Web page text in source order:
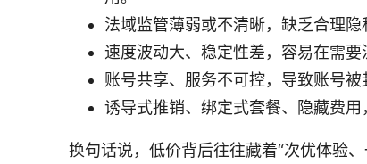
法域监管薄弱或不清晰，缺乏合理隐
速度波动大、稳定性差，容易在需要
账号共享、服务不可控，导致账号被
诱导式推销、绑定式套餐、隐藏费用
换句话说，低价背后往往藏着“次优体验